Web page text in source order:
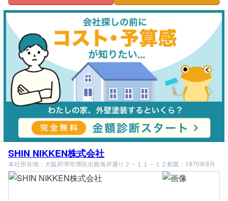
SHIN NIKKEN株式会社
本社所在地：大阪府堺市堺区出島海岸通り２－１１－１２創業：1970年9月